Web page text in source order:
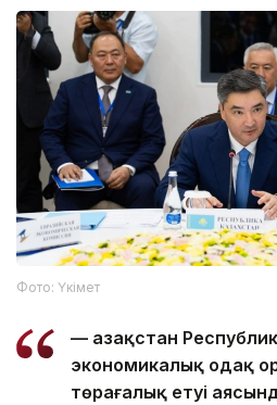
Фото: Үкімет
— Қазақстан
экономикалық одақ
төрағалық етуі